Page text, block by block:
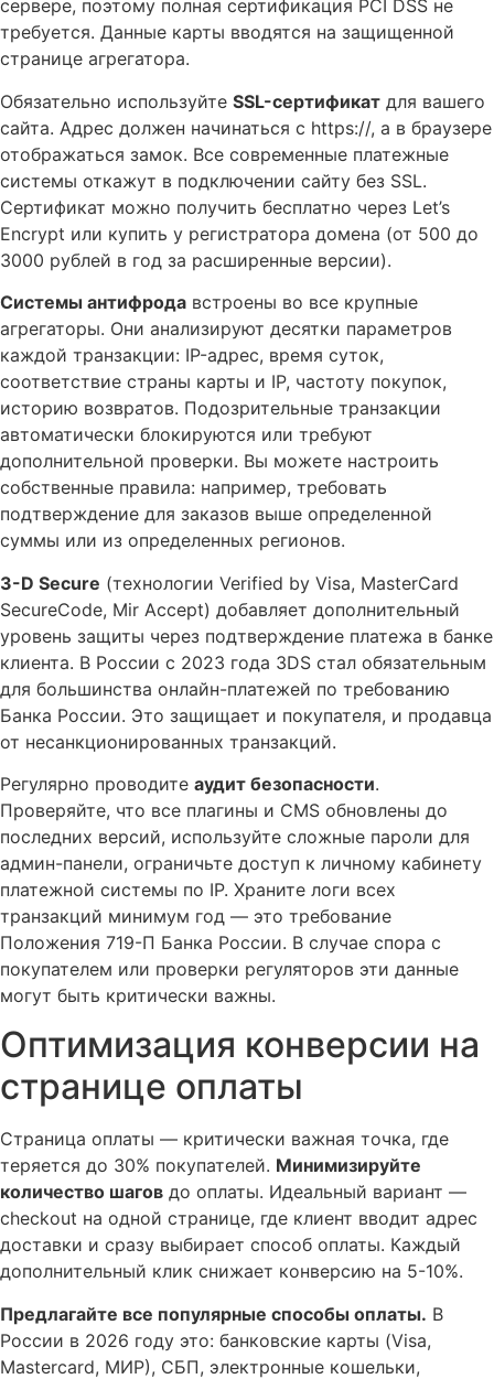
сервере, поэтому полная сертификация PCI DSS не
требуется. Данные карты вводятся на защищенной
странице агрегатора.
Обязательно используйте SSL-сертификат для вашего
сайта. Адрес должен начинаться с https://, а в браузере
отображаться замок. Все современные платежные
системы откажут в подключении сайту без SSL.
Сертификат можно получить бесплатно через Let’s
Encrypt или купить у регистратора домена (от 500 до
3000 рублей в год за расширенные версии).
Системы антифрода встроены во все крупные
агрегаторы. Они анализируют десятки параметров
каждой транзакции: IP-адрес, время суток,
соответствие страны карты и IP, частоту покупок,
историю возвратов. Подозрительные транзакции
автоматически блокируются или требуют
дополнительной проверки. Вы можете настроить
собственные правила: например, требовать
подтверждение для заказов выше определенной
суммы или из определенных регионов.
3-D Secure (технологии Verified by Visa, MasterCard
SecureCode, Mir Accept) добавляет дополнительный
уровень защиты через подтверждение платежа в банке
клиента. В России с 2023 года 3DS стал обязательным
для большинства онлайн-платежей по требованию
Банка России. Это защищает и покупателя, и продавца
от несанкционированных транзакций.
Регулярно проводите аудит безопасности.
Проверяйте, что все плагины и CMS обновлены до
последних версий, используйте сложные пароли для
админ-панели, ограничьте доступ к личному кабинету
платежной системы по IP. Храните логи всех
транзакций минимум год — это требование
Положения 719-П Банка России. В случае спора с
покупателем или проверки регуляторов эти данные
могут быть критически важны.
Оптимизация конверсии на
странице оплаты
Страница оплаты — критически важная точка, где
теряется до 30% покупателей. Минимизируйте
количество шагов до оплаты. Идеальный вариант —
checkout на одной странице, где клиент вводит адрес
доставки и сразу выбирает способ оплаты. Каждый
дополнительный клик снижает конверсию на 5-10%.
Предлагайте все популярные способы оплаты. В
России в 2026 году это: банковские карты (Visa,
Mastercard, МИР), СБП, электронные кошельки,